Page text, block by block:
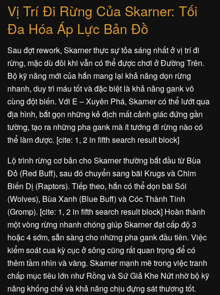
Vị Trí Đi Rừng Của Skarner: Tối
Đa Hóa Áp Lực Bản Đồ
Sau đợt rework, Skarner thực sự tỏa sáng nhất ở vị trí đi
rừng, mặc dù đôi khi vẫn có thể được chơi ở Đường Trên.
Bộ kỹ năng mới của hắn mang lại khả năng dọn rừng
nhanh, duy trì máu tốt và đặc biệt là khả năng gank vô
cùng đột biến. Với E – Xuyên Phá, Skarner có thể lướt qua
địa hình, bắt gọn những kẻ địch mất cảnh giác đứng gần
tường, tạo ra những pha gank mà ít tướng đi rừng nào có
thể làm được. [cite: 1, 2 in fifth search result block]
Lộ trình rừng cơ bản cho Skarner thường bắt đầu từ Bùa
Đỏ (Red Buff), sau đó chuyển sang bãi Krugs và Chim
Biến Dị (Raptors). Tiếp theo, hắn có thể dọn bãi Sói
(Wolves), Bùa Xanh (Blue Buff) và Cóc Thành Tinh
(Gromp). [cite: 1, 2 in fifth search result block] Hoàn thành
một vòng rừng nhanh chóng giúp Skarner đạt cấp độ 3
hoặc 4 sớm, sẵn sàng cho những pha gank đầu tiên. Việc
kiểm soát cua kỳ cục ở sông cũng rất quan trọng để có
thêm tầm nhìn và vàng. Skarner mạnh mẽ trong việc tranh
chấp mục tiêu lớn như Rồng và Sứ Giả Khe Nứt nhờ bộ kỹ
năng khống chế và khả năng chịu đựng sát thương tốt.